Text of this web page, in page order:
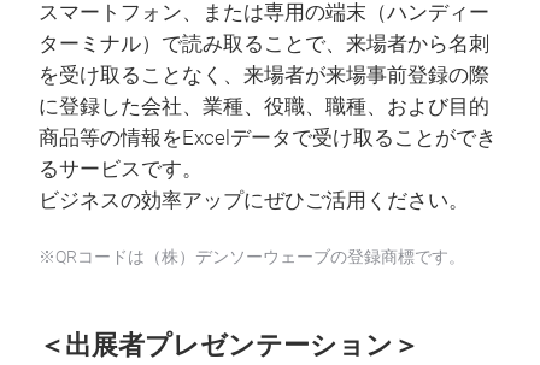
スマートフォン、または専用の端末（ハンディー
ターミナル）で読み取ることで、来場者から名刺
を受け取ることなく、来場者が来場事前登録の際
に登録した会社、業種、役職、職種、および目的
商品等の情報をExcelデータで受け取ることができ
るサービスです。
ビジネスの効率アップにぜひご活用ください。
※QRコードは（株）デンソーウェーブの登録商標です。
＜出展者プレゼンテーション＞